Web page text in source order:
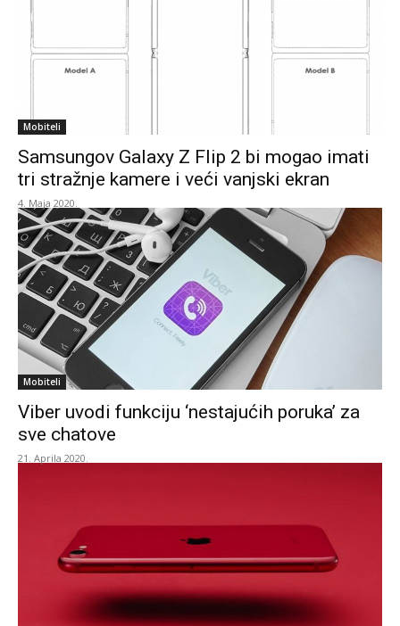
Mobiteli
Samsungov Galaxy Z Flip 2 bi mogao imati
tri stražnje kamere i veći vanjski ekran
4. Maja 2020.
Mobiteli
Viber uvodi funkciju ‘nestajućih poruka’ za
sve chatove
21. Aprila 2020.